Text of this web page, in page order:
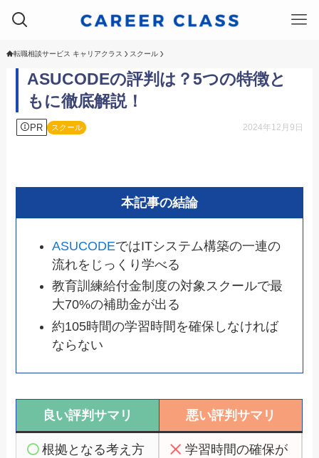
転職相談サービス キャリアクラス スクール
ASUCODEの評判は？5つの特徴と
もに徹底解説！
PR スクール 2024年12月9日
本記事の結論
ASUCODEではITシステム構築の一連の
流れをじっくり学べる
教育訓練給付金制度の対象スクールで最
大70%の補助金が出る
約105時間の学習時間を確保しなければ
ならない
良い評判サマリ 悪い評判サマリ
根拠となる考え方
学習時間の確保が